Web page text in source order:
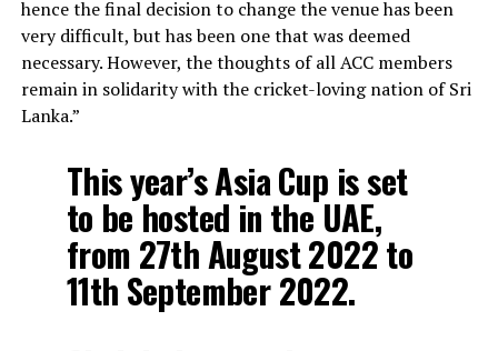
hence the final decision to change the venue has been
very difficult, but has been one that was deemed
necessary. However, the thoughts of all ACC members
remain in solidarity with the cricket-loving nation of Sri
Lanka.”
This year’s Asia Cup is set
to be hosted in the UAE,
from 27th August 2022 to
11th September 2022.